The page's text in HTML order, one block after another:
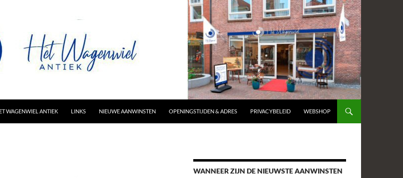
WAGENWIEL ANTIEK LINKS NIEUWE AANWINSTEN OPENINGSTIJDEN & ADRES PRIVACYBELEID WEBSHOP
WANNEER ZIJN DE NIEUWSTE AANWINSTEN